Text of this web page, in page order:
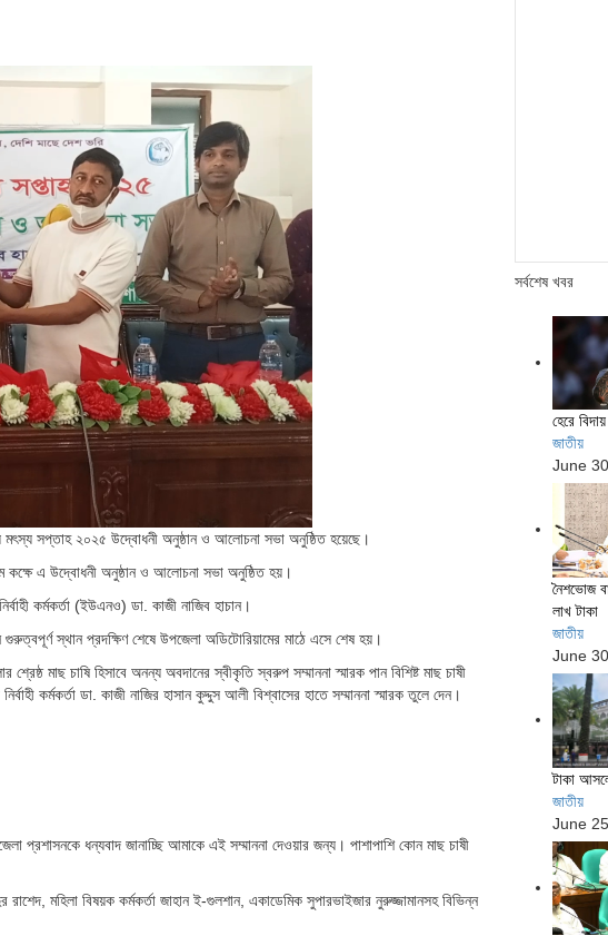
মৎস্য সপ্তাহ ২০২৫ উদ্বোধনী অনুষ্ঠান ও আলোচনা সভা অনুষ্ঠিত হয়েছে।
এ উদ্বোধনী অনুষ্ঠান ও আলোচনা সভা অনুষ্ঠিত হয়।
কর্মকর্তা (ইউএনও) ডা. কাজী নাজিব হাচান।
স্থান প্রদক্ষিণ শেষে উপজেলা অডিটোরিয়ামের মাঠে এসে শেষ হয়।
মাছ চাষি হিসাবে অনন্য অবদানের স্বীকৃতি স্বরুপ সম্মাননা স্মারক পান বিশিষ্ট মাছ চাষী
কর্মকর্তা ডা. কাজী নাজির হাসান কুদ্দুস আলী বিশ্বাসের হাতে সম্মাননা স্মারক তুলে দেন।
প্রশাসনকে ধন্যবাদ জানাচ্ছি আমাকে এই সম্মাননা দেওয়ার জন্য। পাশাপাশি কোন মাছ চাষী
মহিলা বিষয়ক কর্মকর্তা জাহান ই-গুলশান, একাডেমিক সুপারভাইজার নুরুজ্জামানসহ বিভিন্ন
সর্বশেষ খবর
হেরে
জাতীয়
June
নৈশভোজ
লাখ টাকা
জাতীয়
June
টাকা
জাতীয়
June